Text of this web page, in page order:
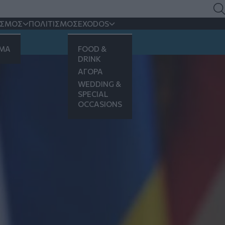
ΠΟΛΙΤΙΣΜΟΣEXODOS
FOOD &
DRINK
ΑΓΟΡΑ
WEDDING &
SPECIAL
OCCASIONS
Κόμμα
του